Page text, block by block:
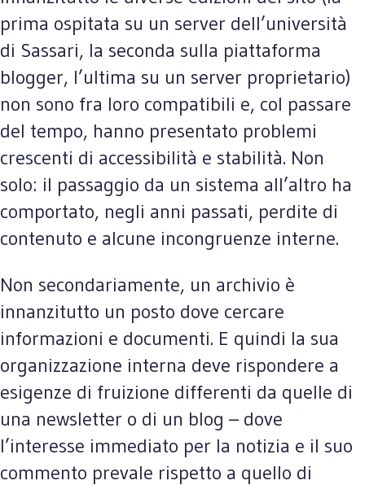
prima ospitata su un server dell’università
di Sassari, la seconda sulla piattaforma
blogger, l’ultima su un server proprietario)
non sono fra loro compatibili e, col passare
del tempo, hanno presentato problemi
crescenti di accessibilità e stabilità. Non
solo: il passaggio da un sistema all’altro ha
comportato, negli anni passati, perdite di
contenuto e alcune incongruenze interne.
Non secondariamente, un archivio è
innanzitutto un posto dove cercare
informazioni e documenti. E quindi la sua
organizzazione interna deve rispondere a
esigenze di fruizione differenti da quelle di
una newsletter o di un blog – dove
l’interesse immediato per la notizia e il suo
commento prevale rispetto a quello di